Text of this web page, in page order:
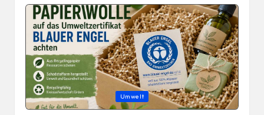
Posted
in
Umwelt